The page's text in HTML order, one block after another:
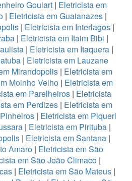
Goulart | Eletricista em
| Eletricista em Guaianazes |
| Eletricista em Interlagos|
| Eletricista em Itaim Bibi |
| Eletricista em Itaquera |
| Eletricista em Lauzane
Mirandopolis | Eletricista em
Moinho Velho | Eletricista em
em Parelheiros| Eletricista
em Perdizes | Eletricista em
| Eletricista em Piqueri
| Eletricista em Pirituba |
| Eletricista em Santana|
Amaro | Eletricista em São
em São João Climaco |
| Eletricista em São Mateus |